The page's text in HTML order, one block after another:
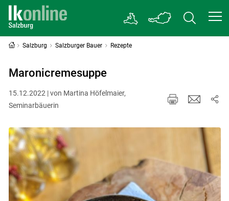
Salzburg Salzburger Bauer Rezepte
Maronicremesuppe
15.12.2022 | von Martina Höfelmaier,
Seminarbäuerin